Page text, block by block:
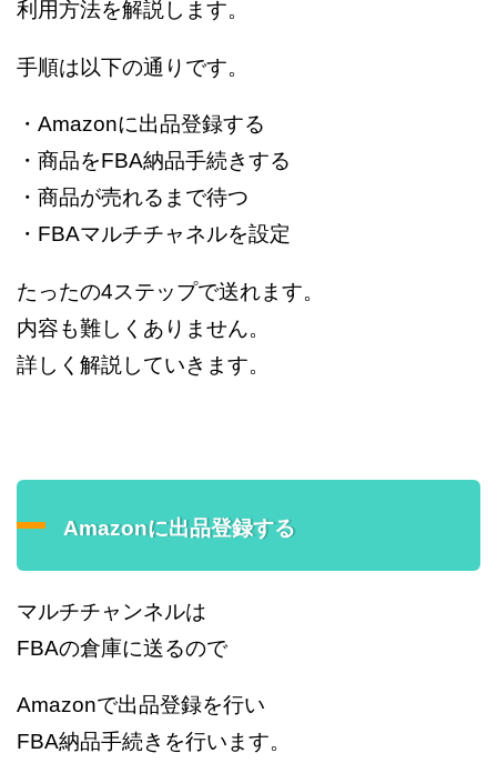
利用方法を解説します。
手順は以下の通りです。
・Amazonに出品登録する
・商品をFBA納品手続きする
・商品が売れるまで待つ
・FBAマルチチャネルを設定
たったの4ステップで送れます。
内容も難しくありません。
詳しく解説していきます。
Amazonに出品登録する
マルチチャンネルは
FBAの倉庫に送るので
Amazonで出品登録を行い
FBA納品手続きを行います。